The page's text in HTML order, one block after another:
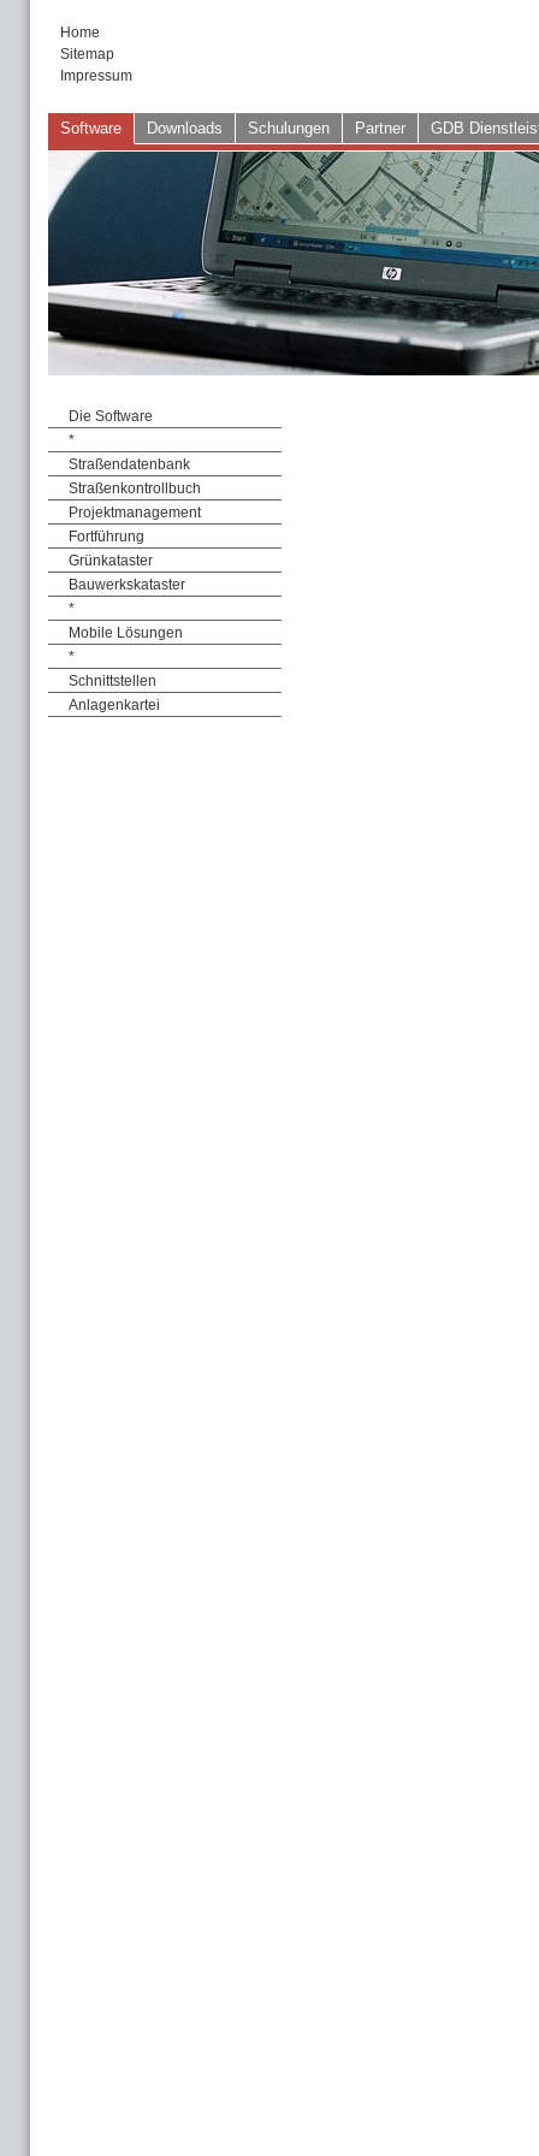
Home
Sitemap
Impressum
Software Downloads Schulungen Partner GDB
Die Software
*
Straßendatenbank
Straßenkontrollbuch
Projektmanagement
Fortführung
Grünkataster
Bauwerkskataster
*
Mobile Lösungen
*
Schnittstellen
Anlagenkartei